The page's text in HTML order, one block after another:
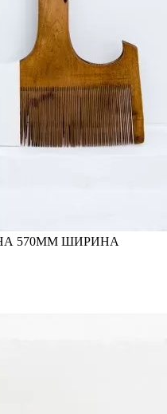
570ММ ШИРИНА